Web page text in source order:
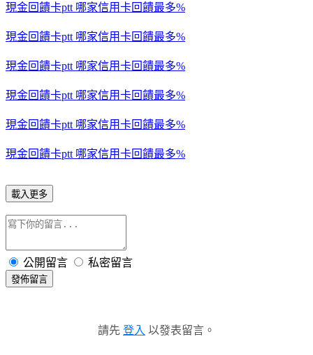
現金回饋卡ptt 哪家信用卡回饋最多%
現金回饋卡ptt 哪家信用卡回饋最多%
現金回饋卡ptt 哪家信用卡回饋最多%
現金回饋卡ptt 哪家信用卡回饋最多%
現金回饋卡ptt 哪家信用卡回饋最多%
現金回饋卡ptt 哪家信用卡回饋最多%
載入更多
公開留言 私密留言
發佈留言
請先 登入 以發表留言。